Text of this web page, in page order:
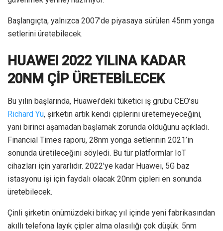
Başlangıçta, yalnızca 2007’de piyasaya sürülen 45nm yonga
setlerini üretebilecek.
HUAWEI 2022 YILINA KADAR
20NM ÇİP ÜRETEBİLECEK
Bu yılın başlarında, Huawei’deki tüketici iş grubu CEO’su
Richard Yu, şirketin artık kendi çiplerini üretemeyeceğini,
yani birinci aşamadan başlamak zorunda olduğunu açıkladı.
Financial Times raporu, 28nm yonga setlerinin 2021’in
sonunda üretileceğini söyledi. Bu tür platformlar IoT
cihazları için yararlıdır. 2022’ye kadar Huawei, 5G baz
istasyonu işi için faydalı olacak 20nm çipleri en sonunda
üretebilecek.
Çinli şirketin önümüzdeki birkaç yıl içinde yeni fabrikasından
akıllı telefona layık çipler alma olasılığı çok düşük. 5nm